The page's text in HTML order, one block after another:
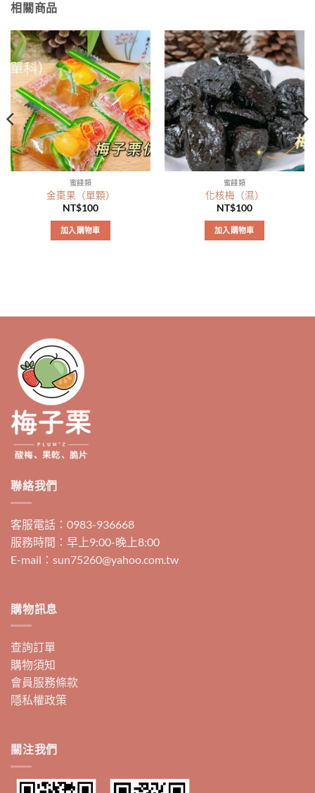
相關商品
蜜餞類
金棗果（單顆）
NT$100
加入購物車
蜜餞類
化核梅（濕）
NT$100
加入購物車
聯絡我們
客服電話：0983-936668
服務時間：早上9:00-晚上8:00
E-mail：sun75260@yahoo.com.tw
購物訊息
查詢訂單
購物須知
會員服務條款
隱私權政策
關注我們